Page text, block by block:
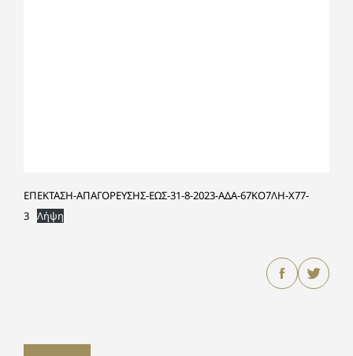
ΕΠΕΚΤΑΣΗ-ΑΠΑΓΟΡΕΥΣΗΣ-ΕΩΣ-31-8-2023-ΑΔΑ-67ΚΟ7ΛΗ-Χ77-
3 Λήψη